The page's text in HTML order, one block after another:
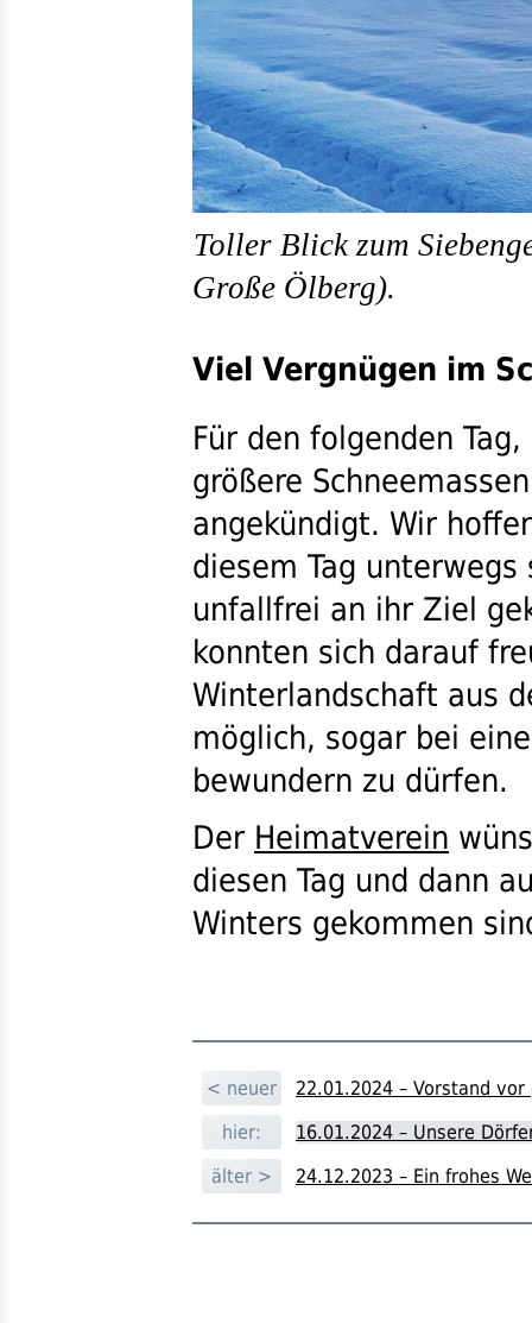
Toller Blick zum
Große Ölberg).
Viel Vergnügen im
Für den folgenden
größere
angekündigt. Wir
diesem Tag
unfallfrei an ihr Ziel
konnten sich darauf
Winterlandschaft aus
möglich, sogar bei
bewundern zu dürfen.
Der Heimatverein
diesen Tag und dann
Winters gekommen
< neuer
22.01.2024 – Vorstand
hier:
16.01.2024 – Unsere
älter >
24.12.2023 – Ein frohes